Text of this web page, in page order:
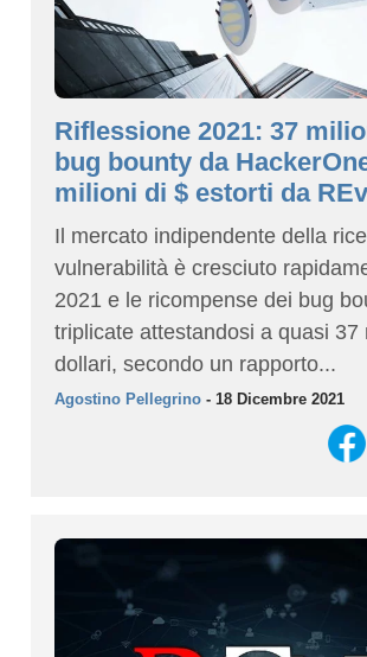
Riflessione 2021: 37
bug bounty da
milioni di $ estorti da
Il mercato indipendente della
vulnerabilità è cresciuto
2021 e le ricompense dei bug
triplicate attestandosi a quasi 37
dollari, secondo un rapporto...
Agostino Pellegrino- 18 Dicembre 2021